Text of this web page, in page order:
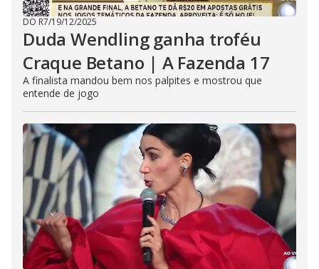
DO R7/19/12/2025
Duda Wendling ganha troféu
Craque Betano | A Fazenda 17
A finalista mandou bem nos palpites e mostrou que
entende de jogo